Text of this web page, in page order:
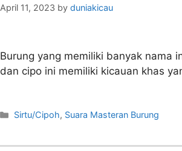
April 11, 2023 by duniakicau
Burung yang memiliki banyak nama
dan cipo ini memiliki kicauan khas
Categories
Sirtu/Cipoh, Suara Masteran Burung